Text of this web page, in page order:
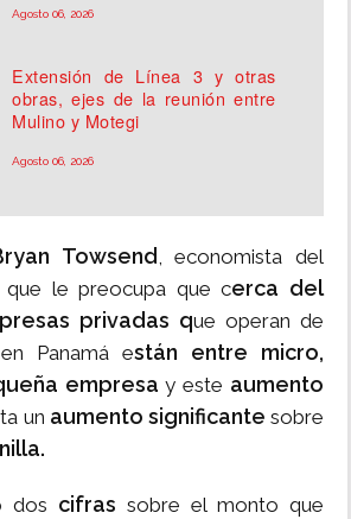
Agosto 06, 2026
Extensión de Línea 3 y otras
obras, ejes de la reunión entre
Mulino y Motegi
Agosto 06, 2026
Towsend , economista del
que le preocupa que cerca del
privadas que operan de
Panamá están entre micro,
empresa y este aumento
un aumento significantesobre
dos cifras sobre el monto que